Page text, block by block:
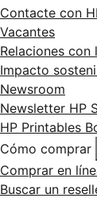
Contacte con
Vacantes
Relaciones con
Impacto
Newsroom
Newsletter HP
HP Printables
Cómo comprar
Comprar en
Buscar un